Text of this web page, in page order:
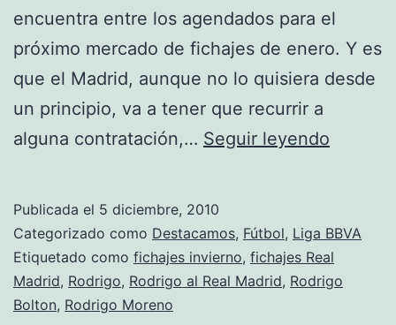
encuentra entre los agendados para el
próximo mercado de fichajes de enero. Y es
que el Madrid, aunque no lo quisiera desde
un principio, va a tener que recurrir a
alguna contratación,… Seguir leyendo
en
otro
Publicada el 5 diciembre, 2010
Categorizado como Destacamos, Fútbol, Liga BBVA
Etiquetado como fichajes invierno, fichajes Real
Madrid, Rodrigo, Rodrigo al Real Madrid, Rodrigo
Bolton, Rodrigo Moreno